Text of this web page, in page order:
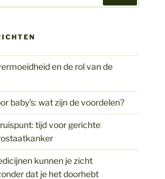
en de rol van de
baby’s: wat zijn de voordelen?
tijd voor gerichte
kunnen je zicht
dat je het doorhebt